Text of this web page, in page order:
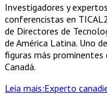
Investigadores y
conferencistas en
de Directores de
de América Latina. Uno
figuras más
Canadá.
Leia mais:Experto